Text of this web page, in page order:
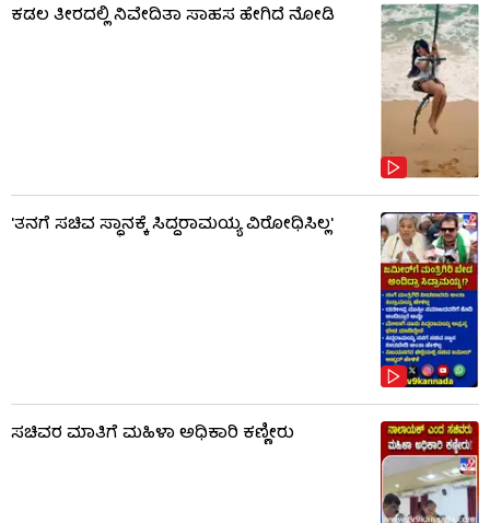
ಕಡಲ ತೀರದಲ್ಲಿ ನಿವೇದಿತಾ ಸಾಹಸ ಹೇಗಿದೆ ನೋಡಿ
'ತನಗೆ ಸಚಿವ ಸ್ಥಾನಕ್ಕೆ ಸಿದ್ದರಾಮಯ್ಯ ವಿರೋಧಿಸಿಲ್ಲ'
ಸಚಿವರ ಮಾತಿಗೆ ಮಹಿಳಾ ಅಧಿಕಾರಿ ಕಣ್ಣೀರು